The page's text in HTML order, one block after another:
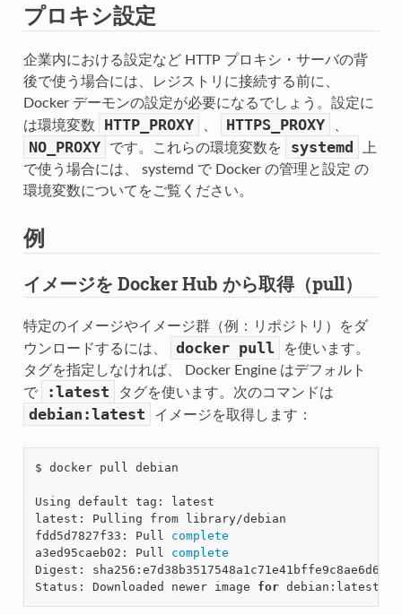
プロキシ設定
企業内における設定など HTTP プロキシ・サーバの背
後で使う場合には、レジストリに接続する前に、
Docker デーモンの設定が必要になるでしょう。設定に
は環境変数
HTTP_PROXY HTTPS_PROXY
NO_PROXY です。これらの環境変数を systemd
上
で使う場合には、 systemd で Docker の管理と設定 の
環境変数についてをご覧ください。
例
イメージを Docker Hub から取得（pull）
特定のイメージやイメージ群（例：リポジトリ）をダ
ウンロードするには、
docker pull
を使います。
タグを指定しなければ、 Docker Engine はデフォルト
で
:latest タグを使います。次のコマンドは
debian:latest イメージを取得します：
$ docker pull debian
Using default tag: latest
latest: Pulling from library/debian
fdd5d7827f33: Pull complete
a3ed95caeb02: Pull complete
Digest:
Status: Downloaded newer image for